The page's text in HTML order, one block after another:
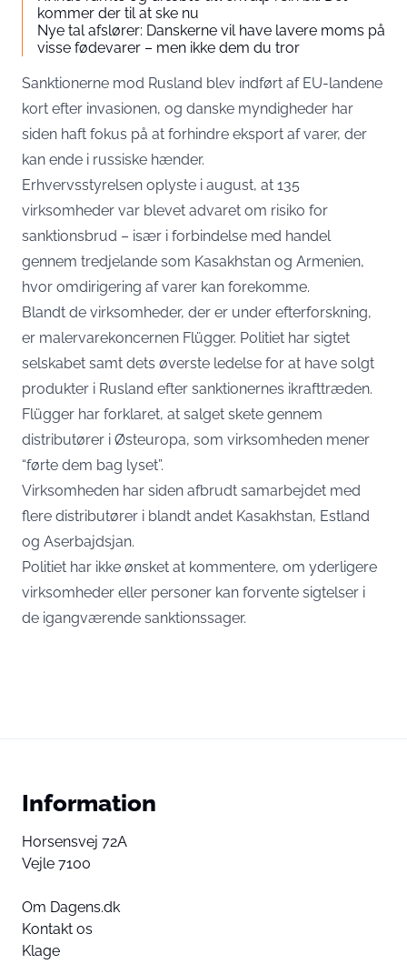
kommer der til at ske nu
Nye tal afslører: Danskerne vil have lavere moms på
visse fødevarer – men ikke dem du tror
Sanktionerne mod Rusland blev indført af EU-landene
kort efter invasionen, og danske myndigheder har
siden haft fokus på at forhindre eksport af varer, der
kan ende i russiske hænder.
Erhvervsstyrelsen oplyste i august, at 135
virksomheder var blevet advaret om risiko for
sanktionsbrud – især i forbindelse med handel
gennem tredjelande som Kasakhstan og Armenien,
hvor omdirigering af varer kan forekomme.
Blandt de virksomheder, der er under efterforskning,
er malervarekoncernen Flügger. Politiet har sigtet
selskabet samt dets øverste ledelse for at have solgt
produkter i Rusland efter sanktionernes ikrafttræden.
Flügger har forklaret, at salget skete gennem
distributører i Østeuropa, som virksomheden mener
“førte dem bag lyset”.
Virksomheden har siden afbrudt samarbejdet med
flere distributører i blandt andet Kasakhstan, Estland
og Aserbajdsjan.
Politiet har ikke ønsket at kommentere, om yderligere
virksomheder eller personer kan forvente sigtelser i
de igangværende sanktionssager.
Information
Horsensvej 72A
Vejle 7100
Om Dagens.dk
Kontakt os
Klage